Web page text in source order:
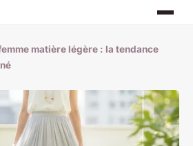
matière légère : la tendance